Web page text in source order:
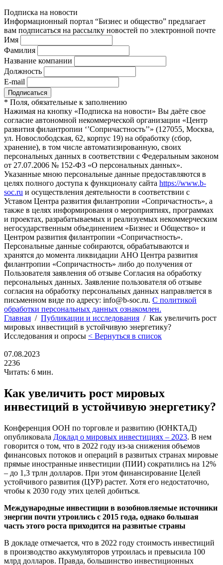
Подписка на новости
Информационный портал “Бизнес и общество” предлагает
вам подписаться на рассылку новостей по электронной почте
Имя
Фамилия
Название компании
Должность
E-mail
* Поля, обязательные к заполнению
Нажимая на кнопку «Подписка на новости» Вы даёте свое
согласие автономной некоммерческой организации «Центр
развития филантропии ‘’Сопричастность’’» (127055, Москва,
ул. Новослободская, 62, корпус 19) на обработку (сбор,
хранение), в том числе автоматизированную, своих
персональных данных в соответствии с Федеральным законом
от 27.07.2006 № 152-ФЗ «О персональных данных».
Указанные мною персональные данные предоставляются в
целях полного доступа к функционалу сайта https://www.b-
soc.ru и осуществления деятельности в соответствии с
Уставом Центра развития филантропии «Сопричастность», а
также в целях информирования о мероприятиях, программах
и проектах, разрабатываемых и реализуемых некоммерческим
негосударственным объединением «Бизнес и Общество» и
Центром развития филантропии «Сопричастность».
Персональные данные собираются, обрабатываются и
хранятся до момента ликвидации АНО Центра развития
филантропии «Сопричастность» либо до получения от
Пользователя заявления об отзыве Согласия на обработку
персональных данных. Заявление пользователя об отзыве
согласия на обработку персональных данных направляется в
письменном виде по адресу: info@b-soc.ru. С политикой
обработки персональных данных ознакомлен.
Главная / Публикации и исследования / Как увеличить рост
мировых инвестиций в устойчивую энергетику?
Исследования и опросы < Вернуться в список
07.08.2023
2236
Читать: 6 мин.
Как увеличить рост мировых
инвестиций в устойчивую энергетику?
Конференция ООН по торговле и развитию (ЮНКТАД)
опубликовала Доклад о мировых инвестициях – 2023. В нем
говорится о том, что в 2022 году из-за снижения объемов
финансовых потоков и операций в развитых странах мировые
прямые иностранные инвестиции (ПИИ) сократились на 12%
– до 1,3 трлн долларов. При этом финансирование Целей
устойчивого развития (ЦУР) растет. Хотя его недостаточно,
чтобы к 2030 году этих целей добиться.
Международные инвестиции в возобновляемые источники
энергии почти утроились с 2015 года, однако большая
часть этого роста приходится на развитые страны
В докладе отмечается, что в 2022 году стоимость инвестиций
в производство аккумуляторов утроилась и превысила 100
млрд долларов. Правда, большинство инвестиционных